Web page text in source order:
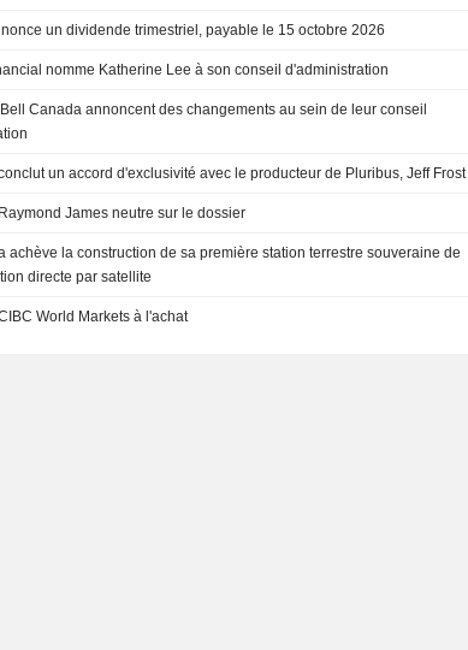
un dividende trimestriel, payable le 15 octobre 2026
nomme Katherine Lee à son conseil d'administration
Bell Canada annoncent des changements au sein de leur conseil
un accord d'exclusivité avec le producteur de Pluribus, Jeff Frost
BCE INC. : Raymond James neutre sur le dossier
achève la construction de sa première station terrestre souveraine de
directe par satellite
INC. : CIBC World Markets à l'achat